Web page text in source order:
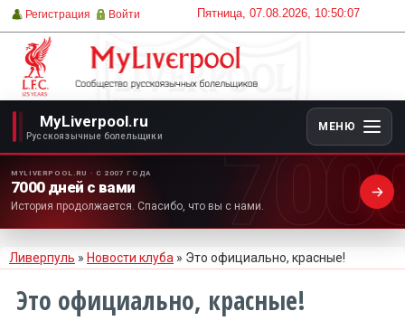
Пятница, 07.08.2026, 10:50:07
Регистрация Войти
MyLiverpool.ru
Русскоязычные болельщики
МЕНЮ
MYLIVERPOOL.RU · С 2007 ГОДА
7000 дней с вами
История продолжается. Спасибо, что вы с нами.
Ливерпуль » Новости клуба » Это официально, красные!
Это официально, красные!